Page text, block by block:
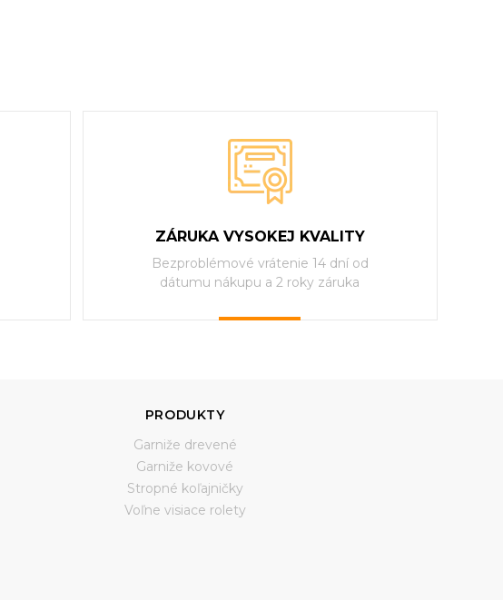
ZÁRUKA VYSOKEJ KVALITY
Bezproblémové vrátenie 14 dní od
dátumu nákupu a 2 roky záruka
PRODUKTY
Garniže drevené
Garniže kovové
Stropné koľajničky
Voľne visiace rolety